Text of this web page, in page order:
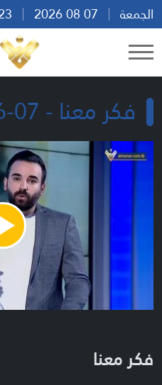
الجمعة
فكر معنا - 07-06-2023
Play
Video
فكر معنا